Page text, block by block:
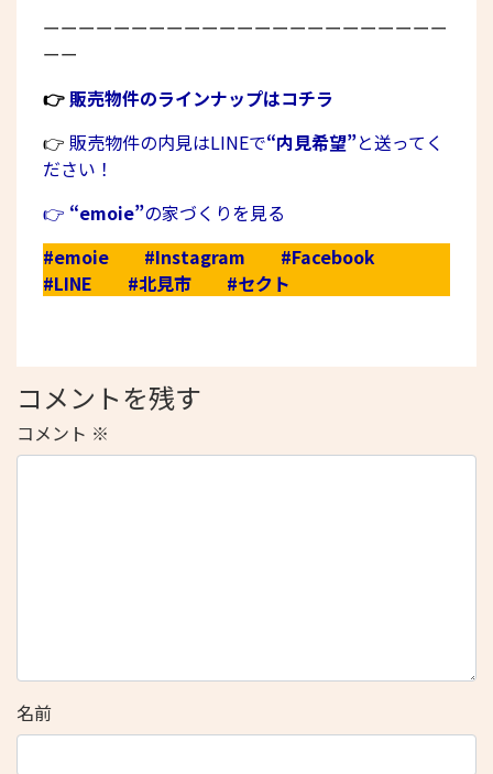
ーーーーーーーーーーーーーーーーーーーーーーー
ーー
👉 販売物件のラインナップはコチラ
👉 販売物件の内見はLINEで“内見希望”と送ってく
ださい！
👉 “emoie”の家づくりを見る
#emoie
#Instagram
#Facebook
#LINE
#北見市 #セクト
コメントを残す
コメント ※
名前